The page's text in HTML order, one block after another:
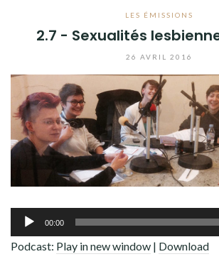
LES ÉMISSIONS
2.7 - Sexualités
26 AVRIL 2016
Lecteur
audio
00:00
Podcast: Play in new window | Download
❤️‍🔥 QUI SOMMES-NOUS ?
ADHÉREZ !